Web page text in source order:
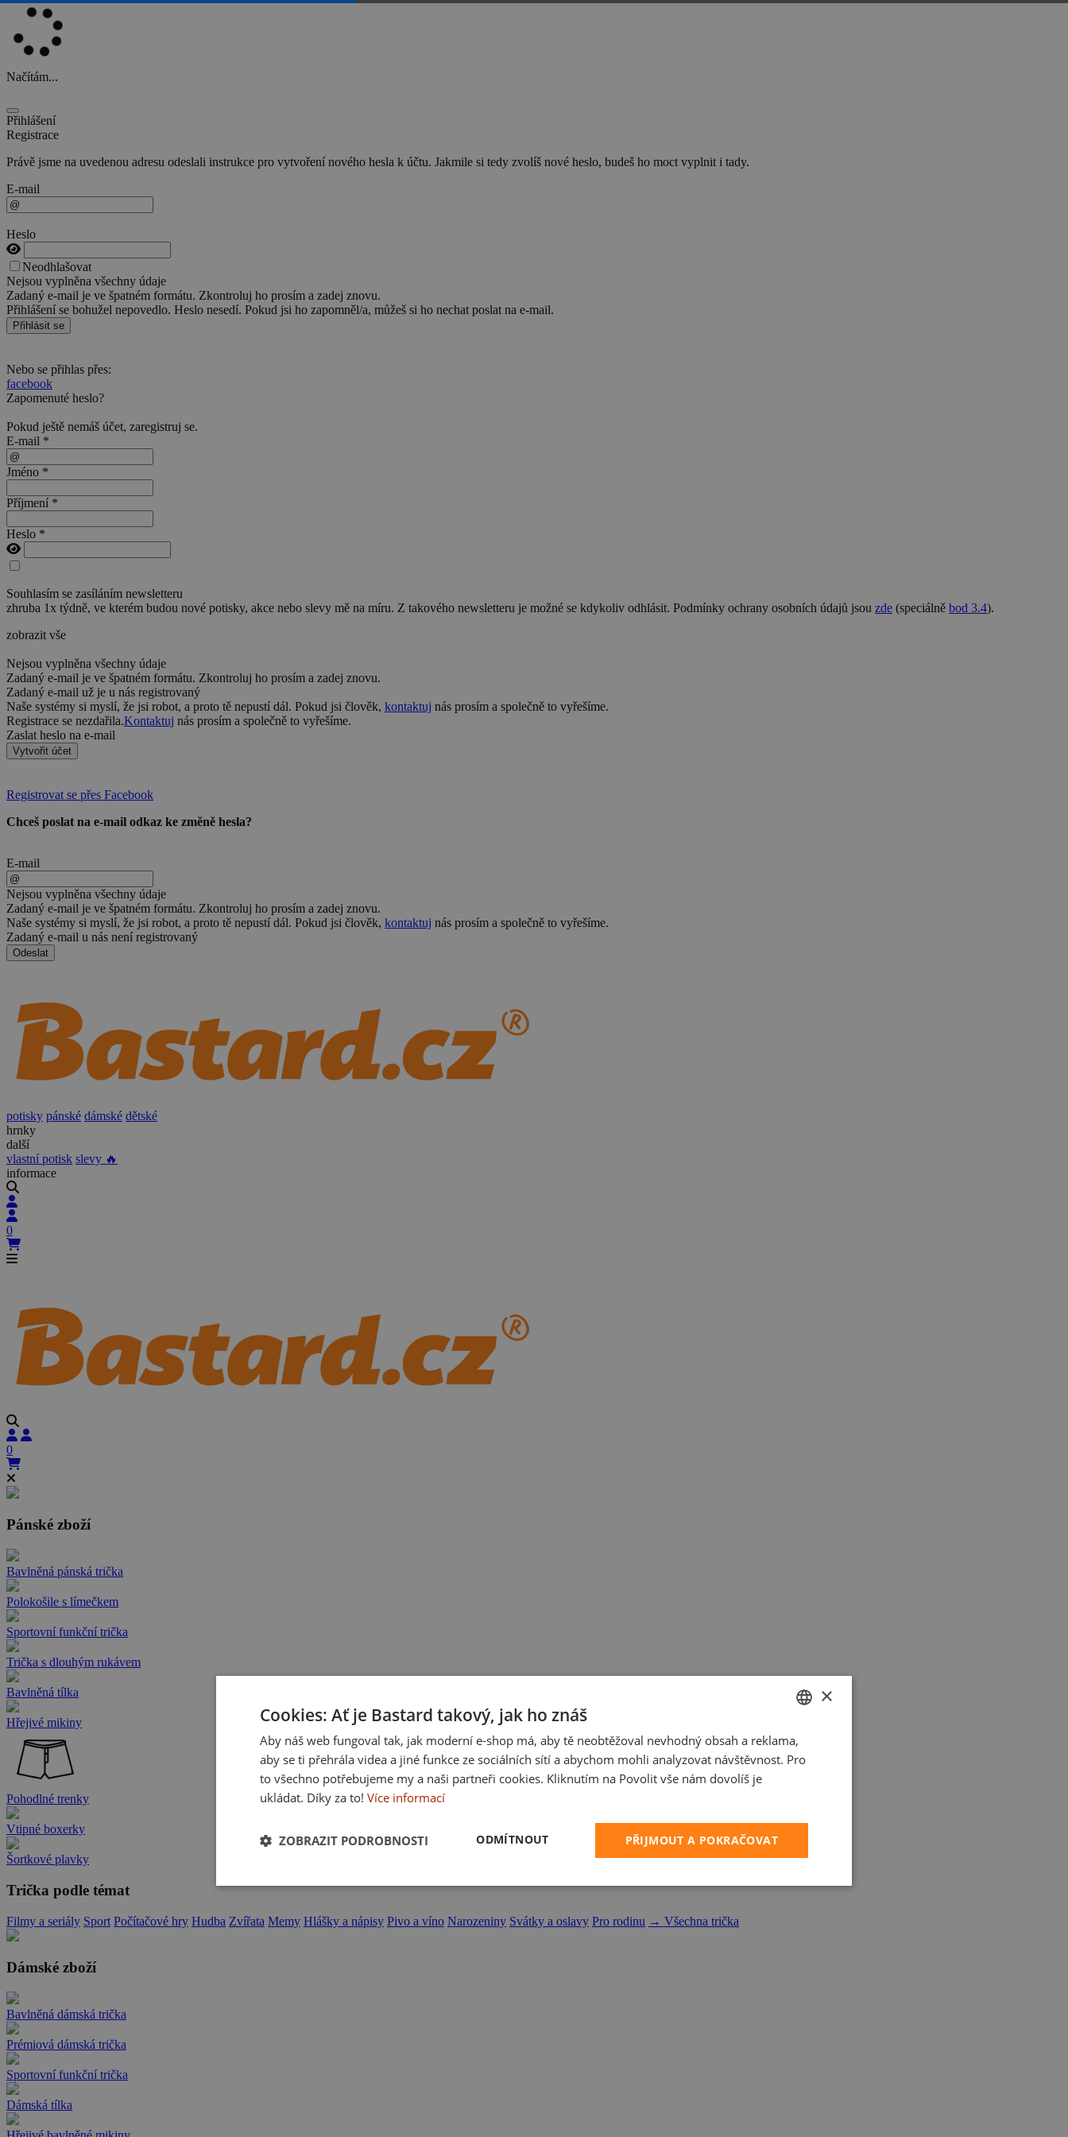
Načítám...
Přihlášení
Registrace
Právě jsme na uvedenou adresu odeslali instrukce pro vytvoření nového hesla k účtu. Jakmile si tedy zvolíš nové heslo, budeš ho moct vyplnit i tady.
E-mail
Heslo
Neodhlašovat
Nejsou vyplněna všechny údaje
Zadaný e-mail je ve špatném formátu. Zkontroluj ho prosím a zadej znovu.
Přihlášení se bohužel nepovedlo. Heslo nesedí. Pokud jsi ho zapomněl/a, můžeš si ho nechat poslat na e-mail.
Přihlásit se
Nebo se přihlas přes:
facebook
Zapomenuté heslo?
Pokud ještě nemáš účet, zaregistruj se.
E-mail *
Jméno *
Příjmení *
Heslo *
Souhlasím se zasíláním newsletteru
zhruba 1x týdně, ve kterém budou nové potisky, akce nebo slevy mě na míru. Z takového newsletteru je možné se kdykoliv odhlásit. Podmínky ochrany osobních údajů jsou zde (speciálně bod 3.4).
zobrazit vše
Nejsou vyplněna všechny údaje
Zadaný e-mail je ve špatném formátu. Zkontroluj ho prosím a zadej znovu.
Zadaný e-mail už je u nás registrovaný
Naše systémy si myslí, že jsi robot, a proto tě nepustí dál. Pokud jsi člověk, kontaktuj nás prosím a společně to vyřešíme.
Registrace se nezdařila.Kontaktuj nás prosím a společně to vyřešíme.
Zaslat heslo na e-mail
Vytvořit účet
Registrovat se přes Facebook
Chceš poslat na e-mail odkaz ke změně hesla?
E-mail
Nejsou vyplněna všechny údaje
Zadaný e-mail je ve špatném formátu. Zkontroluj ho prosím a zadej znovu.
Naše systémy si myslí, že jsi robot, a proto tě nepustí dál. Pokud jsi člověk, kontaktuj nás prosím a společně to vyřešíme.
Zadaný e-mail u nás není registrovaný
Odeslat
potisky pánské dámské dětské
hrnky
další
vlastní potisk slevy 🔥
informace
0
0
Pánské zboží
Bavlněná pánská trička
Polokošile s límečkem
Sportovní funkční trička
Trička s dlouhým rukávem
Bavlněná tílka
Hřejivé mikiny
Pohodlné trenky
Vtipné boxerky
Šortkové plavky
Trička podle témat
Filmy a seriály Sport Počítačové hry Hudba Zvířata Memy Hlášky a nápisy Pivo a víno Narozeniny Svátky a oslavy Pro rodinu → Všechna trička
Dámské zboží
Bavlněná dámská trička
Prémiová dámská trička
Sportovní funkční trička
Dámská tílka
CZECH
SLOVAK
×
Cookies: Ať je Bastard takový, jak ho znáš
Aby náš web fungoval tak, jak moderní e-shop má, aby tě neobtěžoval nevhodný obsah a reklama,
aby se ti přehrála videa a jiné funkce ze sociálních sítí a abychom mohli analyzovat návštěvnost. Pro
to všechno potřebujeme my a naši partneři cookies. Kliknutím na Povolit vše nám dovolíš je
ukládat. Díky za to! Více informací
PŘIJMOUT A POKRAČOVAT
ODMÍTNOUT
ZOBRAZIT PODROBNOSTI